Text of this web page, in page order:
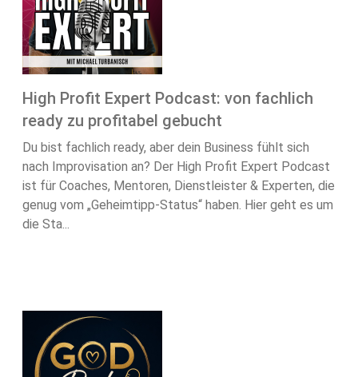
High Profit Expert Podcast: von fachlich
ready zu profitabel gebucht
Du bist fachlich ready, aber dein Business fühlt sich
nach Improvisation an? Der High Profit Expert Podcast
ist für Coaches, Mentoren, Dienstleister & Experten, die
genug vom „Geheimtipp-Status“ haben. Hier geht es um
die Sta...